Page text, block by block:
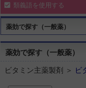
類義語を使用する
薬効で探す（一般薬）
薬効で探す（一般薬）
ビタミン主薬製剤 ＞ ビ